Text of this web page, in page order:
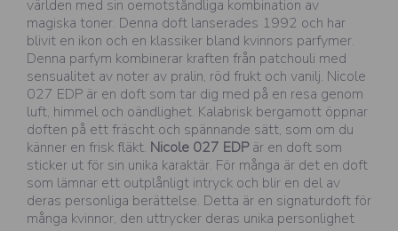
världen med sin oemotståndliga kombination av
magiska toner. Denna doft lanserades 1992 och har
blivit en ikon och en klassiker bland kvinnors parfymer.
Denna parfym kombinerar kraften från patchouli med
sensualitet av noter av pralin, röd frukt och vanilj. Nicole
027 EDP är en doft som tar dig med på en resa genom
luft, himmel och oändlighet. Kalabrisk bergamott öppnar
doften på ett fräscht och spännande sätt, som om du
känner en frisk fläkt. Nicole 027 EDPär en doft som
sticker ut för sin unika karaktär. För många är det en doft
som lämnar ett outplånligt intryck och blir en del av
deras personliga berättelse. Detta är en signaturdoft för
många kvinnor, den uttrycker deras unika personlighet